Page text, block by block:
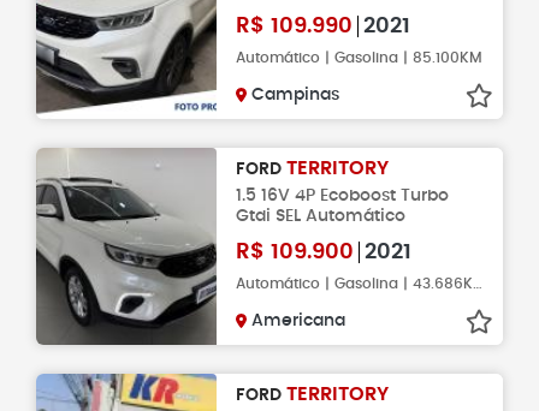
R$ 109.990 2021
Automático | Gasolina | 85.100KM
Campinas
FORD TERRITORY
1.5 16V 4P Ecoboost Turbo
Gtdi SEL Automático
R$ 109.900 2021
Americana
FORD TERRITORY